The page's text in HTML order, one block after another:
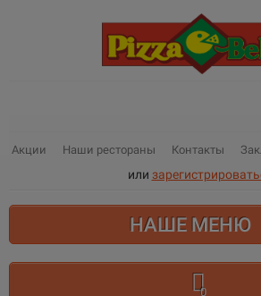
Акции Наши рестораны Контакты
или
НАШЕ МЕНЮ
0